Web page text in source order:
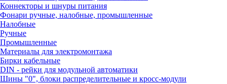
Коннекторы и шнуры питания
Фонари ручные, налобные, промышленные
Налобные
Ручные
Промышленные
Материалы для электромонтажа
Бирки кабельные
DIN - рейки для модульной автоматики
Шины "0", блоки распределительные и кросс-модули